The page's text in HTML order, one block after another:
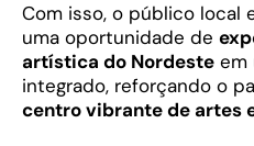
Com isso, o público local
uma oportunidade de
artística do Nordeste em
integrado, reforçando o
centro vibrante de artes